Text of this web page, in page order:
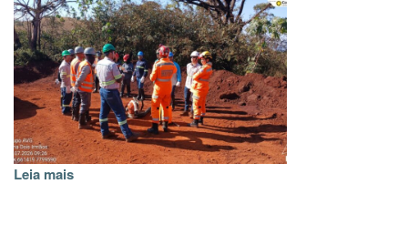
Leia mais